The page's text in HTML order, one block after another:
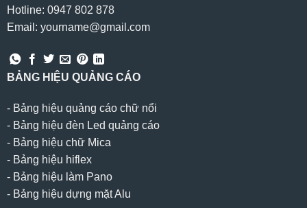
Hotline: 0947 802 878
Email: yourname@gmail.com
BẢNG HIỆU QUẢNG CÁO
- Bảng hiệu quảng cáo chữ nổi
- Bảng hiệu đèn Led quảng cáo
- Bảng hiệu chữ Mica
- Bảng hiệu hiflex
- Bảng hiệu làm Pano
- Bảng hiệu dựng mặt Alu